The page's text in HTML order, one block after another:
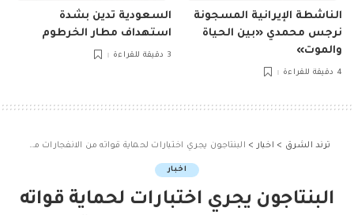
الناشطة الإيرانية المسجونة
نرجس محمدي «بين الحياة
والموت»
4 دقيقة للقراءة
السعودية تدين بشدة
استهداف مطار الخرطوم
3 دقيقة للقراءة
ترند الشرق > اخبار > البنتاجون يجري اختبارات لحماية قواته من الانفجارات مع زيادة
اخبار
البنتاجون يجري اختبارات لحماية قواته